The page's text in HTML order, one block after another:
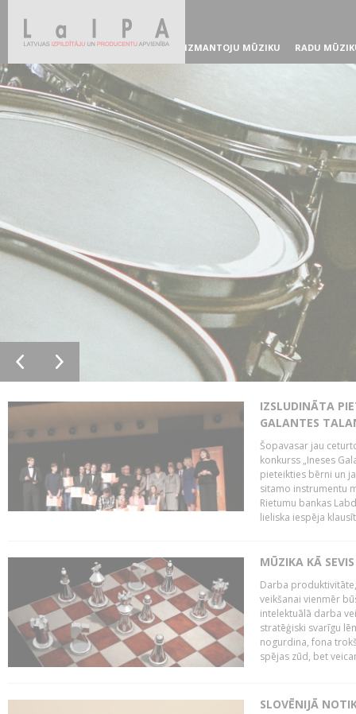
IZMANTOJU MŪZIKU RADU
IZSLUDINĀTA
GALANTES
Šopavasar jau
konkurss „Ineses
pieteikties bērni un
sitamo instrumentu
Rietumu bankas
lieliska iespēja
MŪZIKA KĀ
Darba
veikšanai vienmēr
intelektuālā darba
stratēģiski svarīgu
nogurdina, fona
spējas zūd, bet
SLOVĒNIJĀ